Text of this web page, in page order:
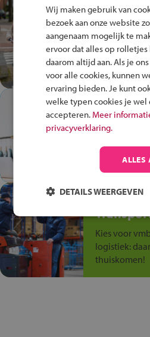
Test je
Fiets
Speel het
en win een
In de
plek!
op de
anders is!
Jouw
Kies voor
logistiek:
thuiskomen!
Wij maken gebruik van
bezoek aan onze website
aangenaam mogelijk te
ervoor dat alles op
daarom altijd aan. Als je
voor alle cookies, kunnen
ervaring bieden. Je kunt
welke typen cookies je
accepteren. Meer
privacyverklaring.
ALLES
DETAILS WEERGEVEN